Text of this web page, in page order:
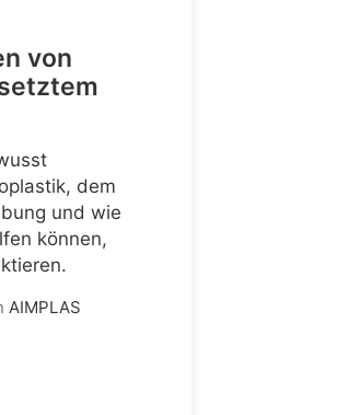
von
dem
und wie
können,
AIMPLAS